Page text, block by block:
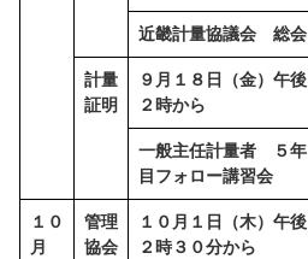
近畿計量協議会 総会
計量
証明
９月１８日（金）午後
２時から
一般主任計量者 ５年
目フォロー講習会
１０
月
管理
協会
１０月１日（木）午後
２時３０分から